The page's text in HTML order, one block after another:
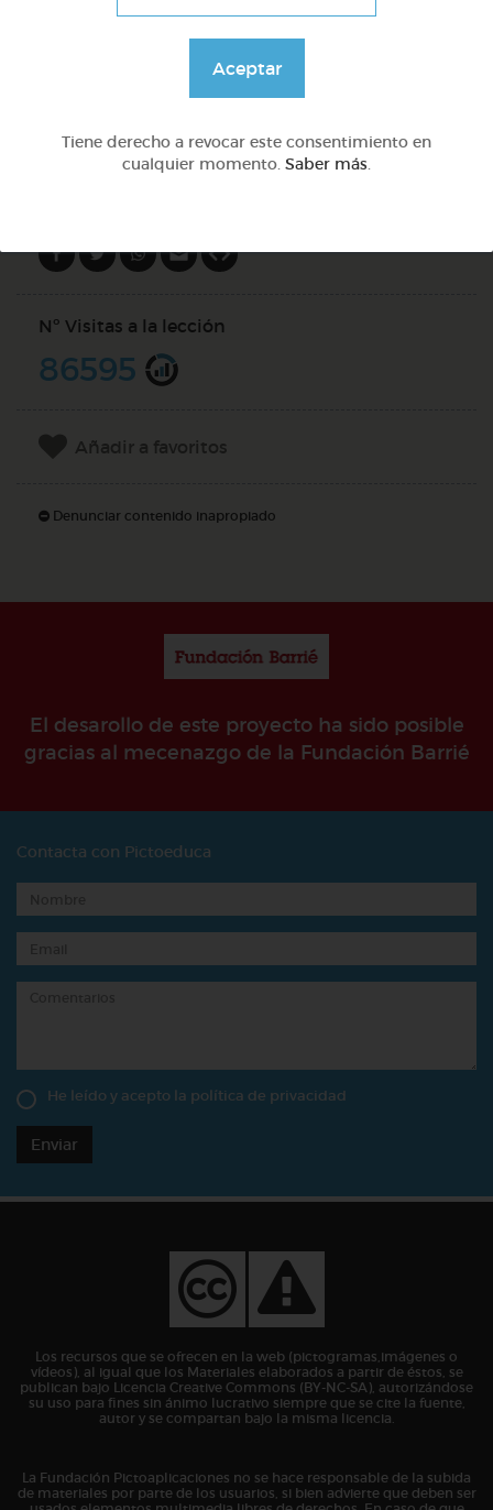
DOCS (2)
Nº Visitas a la lección
86595
Añadir a favoritos
Denunciar contenido inapropiado
El desarollo de este proyecto ha sido posible
gracias al mecenazgo de la Fundación Barrié
Contacta con Pictoeduca
He leído y acepto la política de privacidad
Enviar
Los recursos que se ofrecen en la web (pictogramas,imágenes o
vídeos), al igual que los Materiales elaborados a partir de éstos, se
publican bajo Licencia Creative Commons (BY-NC-SA), autorizándose
su uso para fines sin ánimo lucrativo siempre que se cite la fuente,
autor y se compartan bajo la misma licencia.
La Fundación Pictoaplicaciones no se hace responsable de la subida
de materiales por parte de los usuarios, si bien advierte que deben ser
Aceptar
Tiene derecho a revocar este consentimiento en
cualquier momento. Saber más.